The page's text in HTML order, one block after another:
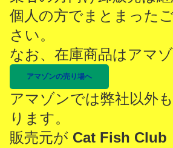
個人の方でまとまった
さい。
なお、在庫商品はアマ
アマゾンの売り場へ
アマゾンでは弊社以外
ります。
販売元が Cat Fish Club